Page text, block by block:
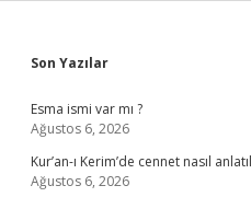
Sidebar
Son Yazılar
Esma ismi var mı ?
Ağustos 6, 2026
Kur’an-ı Kerim’de cennet nasıl
Ağustos 6, 2026